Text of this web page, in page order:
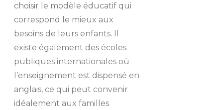
choisir le modèle éducatif qui
correspond le mieux aux
besoins de leurs enfants. Il
existe également des écoles
publiques internationales où
l’enseignement est dispensé en
anglais, ce qui peut convenir
idéalement aux familles